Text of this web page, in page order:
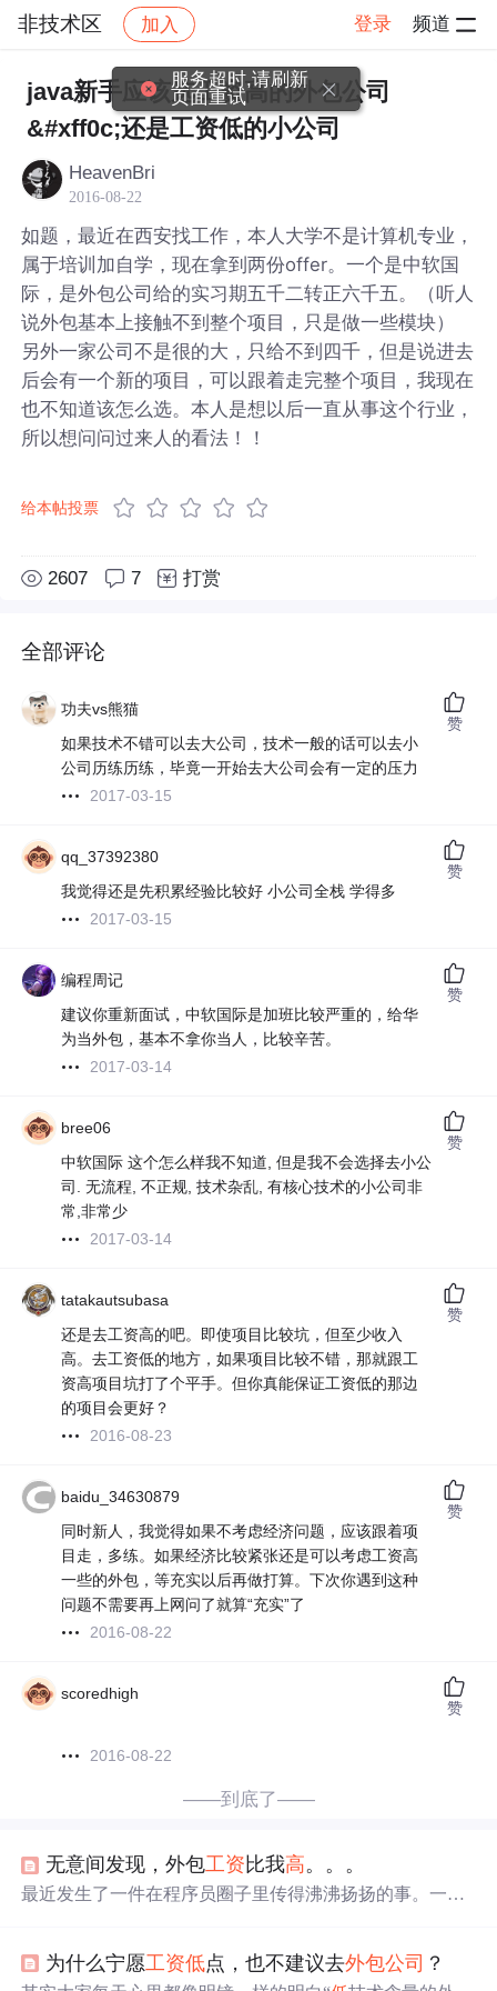
非技术区 加入 登录 频道
社区 非技术区 帖子详情
java新手应该选工资高的外包公司
&#xff0c;还是工资低的小公司
HeavenBri
2016-08-22
如题，最近在西安找工作，本人大学不是计算机专业，
属于培训加自学，现在拿到两份offer。一个是中软国
际，是外包公司给的实习期五千二转正六千五。（听人
说外包基本上接触不到整个项目，只是做一些模块）
另外一家公司不是很的大，只给不到四千，但是说进去
后会有一个新的项目，可以跟着走完整个项目，我现在
也不知道该怎么选。本人是想以后一直从事这个行业，
所以想问问过来人的看法！！
给本帖投票
2607 7 打赏
全部评论
功夫vs熊猫
如果技术不错可以去大公司，技术一般的话可以去小
公司历练历练，毕竟一开始去大公司会有一定的压力
2017-03-15
赞
qq_37392380
我觉得还是先积累经验比较好 小公司全栈 学得多
2017-03-15
赞
编程周记
建议你重新面试，中软国际是加班比较严重的，给华
为当外包，基本不拿你当人，比较辛苦。
2017-03-14
赞
bree06
中软国际 这个怎么样我不知道, 但是我不会选择去小公
司. 无流程, 不正规, 技术杂乱, 有核心技术的小公司非
常,非常少
2017-03-14
赞
tatakautsubasa
还是去工资高的吧。即使项目比较坑，但至少收入
高。去工资低的地方，如果项目比较不错，那就跟工
资高项目坑打了个平手。但你真能保证工资低的那边
的项目会更好？
2016-08-23
赞
baidu_34630879
同时新人，我觉得如果不考虑经济问题，应该跟着项
目走，多练。如果经济比较紧张还是可以考虑工资高
一些的外包，等充实以后再做打算。下次你遇到这种
问题不需要再上网问了就算“充实”了
2016-08-22
赞
scoredhigh
2016-08-22
赞
——到底了——
无意间发现，外包工资 比我高。。。
最近发生了一件在程序员圈子里传得沸沸扬扬的事。一位
家的月薪居然比他这个正式员工还要高出好几百块！换作
为什么宁愿工资低点，也不建议去外包公司 ？
服务超时,请刷新
页面重试